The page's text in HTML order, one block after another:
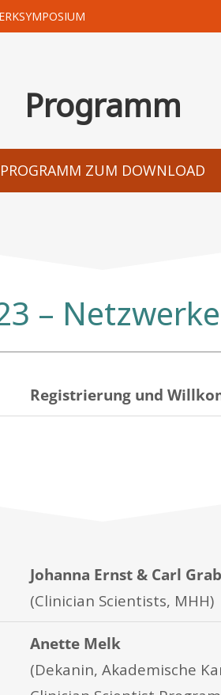
Programm
PROGRAMM ZUM DOWNLOAD
–
Registrierung und
Johanna Ernst & Carl
(Clinician Scientists, MHH)
Anette Melk
(Dekanin, Akademische